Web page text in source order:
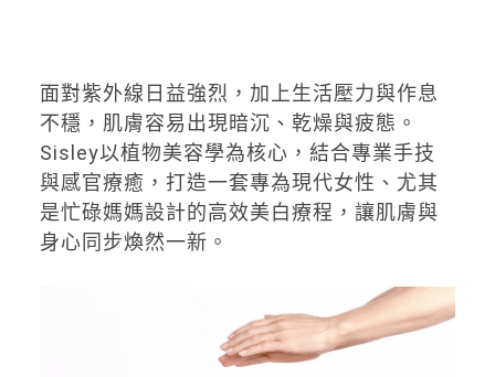
面對紫外線日益強烈，加上生活壓力與作息
不穩，肌膚容易出現暗沉、乾燥與疲態。
Sisley以植物美容學為核心，結合專業手技
與感官療癒，打造一套專為現代女性、尤其
是忙碌媽媽設計的高效美白療程，讓肌膚與
身心同步煥然一新。